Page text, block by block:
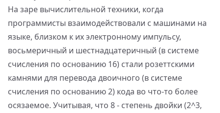
На заре вычислительной техники, когда
программисты взаимодействовали с машинами на
языке, близком к их электронному импульсу,
восьмеричный и шестнадцатеричный (в системе
счисления по основанию 16) стали розеттскими
камнями для перевода двоичного (в системе
счисления по основанию 2) кода во что-то более
осязаемое. Учитывая, что 8 - степень двойки (2^3,